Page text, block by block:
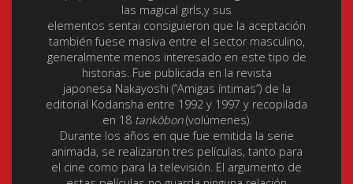
las magical girls,y sus
elementos sentai consiguieron que la aceptación
también fuese masiva entre el sector masculino,
generalmente menos interesado en este tipo de
historias.​ Fue publicada en la revista
japonesa Nakayoshi (“Amigas íntimas”) de la
editorial Kodansha entre 1992 y 1997 y recopilada
en 18 tankōbon(volúmenes).
Durante los años en que fue emitida la serie
animada, se realizaron tres películas, tanto para
el cine como para la televisión. El argumento de